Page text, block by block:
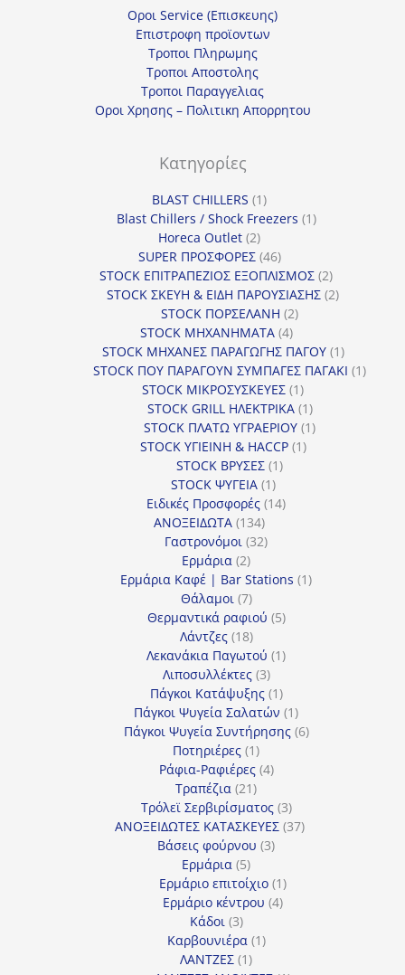
Οροι Service (Επισκευης)
Επιστροφη προϊοντων
Τροποι Πληρωμης
Τροποι Αποστολης
Τροποι Παραγγελιας
Οροι Χρησης – Πολιτικη Απορρητου
Κατηγορίες
BLAST CHILLERS 11
προϊόν
Blast Chillers / Shock Freezers 11
Horeca Outlet 22
προϊόντα
SUPER ΠΡΟΣΦΟΡΕΣ 4646
προϊόντα
STOCK ΕΠΙΤΡΑΠΕΖΙΟΣ ΕΞΟΠΛΙΣΜΟΣ 22
προϊόντα
STOCK ΣΚΕΥΗ & ΕΙΔΗ ΠΑΡΟΥΣΙΑΣΗΣ 22
STOCK ΠΟΡΣΕΛΑΝΗ 22
STOCK ΜΗΧΑΝΗΜΑΤΑ 44
προϊόντα
STOCK ΜΗΧΑΝΕΣ ΠΑΡΑΓΩΓΗΣ ΠΑΓΟΥ 11
προϊόν
STOCK ΠΟΥ ΠΑΡΑΓΟΥΝ ΣΥΜΠΑΓΕΣ ΠΑΓΑΚΙ 11
STOCK ΜΙΚΡΟΣΥΣΚΕΥΕΣ 11
προϊόν
STOCK GRILL ΗΛΕΚΤΡΙΚΑ 11
προϊόν
STOCK ΠΛΑΤΩ ΥΓΡΑΕΡΙΟΥ 11
STOCK ΥΓΙΕΙΝΗ & HACCP 11
STOCK ΒΡΥΣΕΣ 11
STOCK ΨΥΓΕΙΑ 11
προϊόν
Ειδικές Προσφορές 1414
ΑΝΟΞΕΙΔΩΤΑ 134134
προϊόντα
Γαστρονόμοι 3232
Ερμάρια 22
προϊόντα
Ερμάρια Καφέ | Bar Stations 11
Θάλαμοι 77
προϊόντα
Θερμαντικά ραφιού 55
Λάντζες 1818
προϊόντα
Λεκανάκια Παγωτού 11
Λιποσυλλέκτες 33
προϊόντα
Πάγκοι Κατάψυξης 11
προϊόν
Πάγκοι Ψυγεία Σαλατών 11
προϊόν
Πάγκοι Ψυγεία Συντήρησης 66
Ποτηριέρες 11
προϊόν
Ράφια-Ραφιέρες 44
Τραπέζια 2121
προϊόντα
Τρόλεϊ Σερβιρίσματος 33
προϊόντα
ΑΝΟΞΕΙΔΩΤΕΣ ΚΑΤΑΣΚΕΥΕΣ 3737
Βάσεις φούρνου 33
Ερμάρια 55
προϊόντα
Ερμάριο επιτοίχιο 11
προϊόν
Ερμάριο κέντρου 44
Κάδοι 33
προϊόντα
Καρβουνιέρα 11
ΛΑΝΤΖΕΣ 11